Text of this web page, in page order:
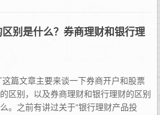
别是什么？券商理财和银行理
这篇文章主要来谈一下券商开户和股票
区别，以及券商理财和银行理财的区别
。之前有讲过关于“银行理财产品投